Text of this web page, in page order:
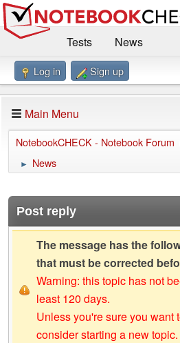
Tests
News
Benchmarks / Technik
Forum
Impressum
Log in Sign up
Main Menu
NotebookCHECK - Notebook Forum
► News
Post reply
The message has the
that must be corrected
Warning: this topic has not
least 120 days.
Unless you're sure you want
consider starting a new topic.